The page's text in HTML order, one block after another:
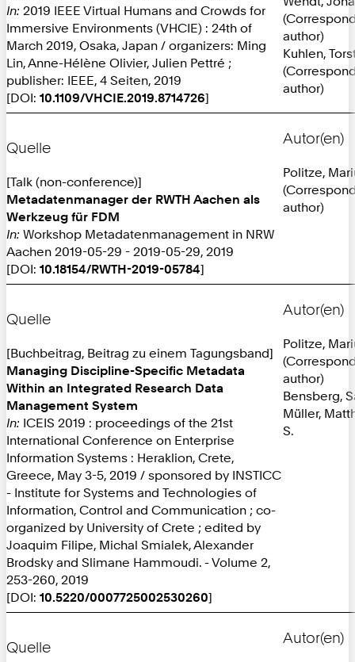
In: 2019 IEEE Virtual Humans and Crowds for
Immersive Environments (VHCIE) : 24th of
March 2019, Osaka, Japan / organizers: Ming
Lin, Anne-Hélène Olivier, Julien Pettré ;
publisher: IEEE, 4 Seiten, 2019
[DOI: 10.1109/VHCIE.2019.8714726]
author)
Kuhlen,
author)
Quelle
[Talk (non-conference)]
Metadatenmanager der RWTH Aachen als
Werkzeug für FDM
In: Workshop Metadatenmanagement in NRW
Aachen 2019-05-29 - 2019-05-29, 2019
[DOI: 10.18154/RWTH-2019-05784]
Autor(en)
Politze,
author)
Quelle
[Buchbeitrag, Beitrag zu einem Tagungsband]
Managing Discipline-Specific Metadata
Within an Integrated Research Data
Management System
In: ICEIS 2019 : proceedings of the 21st
International Conference on Enterprise
Information Systems : Heraklion, Crete,
Greece, May 3-5, 2019 / sponsored by INSTICC
- Institute for Systems and Technologies of
Information, Control and Communication ; co-
organized by University of Crete ; edited by
Joaquim Filipe, Michal Smialek, Alexander
Brodsky and Slimane Hammoudi. - Volume 2,
253-260, 2019
[DOI: 10.5220/0007725002530260]
Autor(en)
Politze,
author)
Bensberg,
Müller,
S.
Quelle
Autor(en)